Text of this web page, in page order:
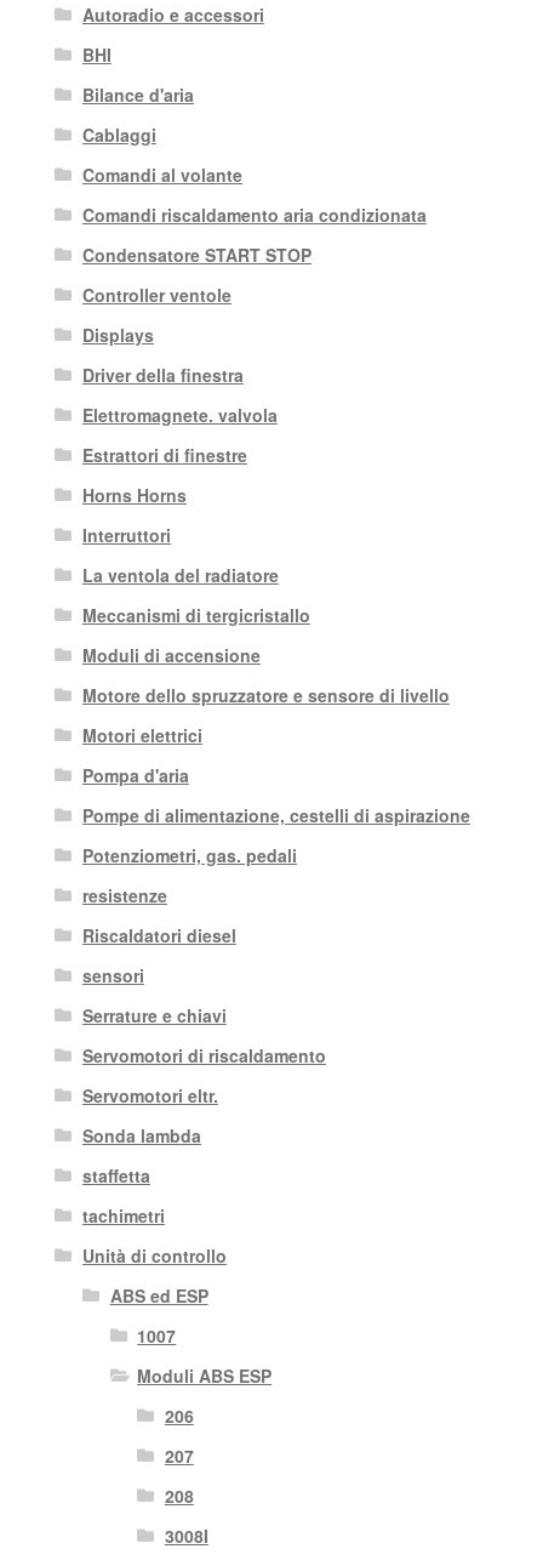
Autoradio e accessori
BHI
Bilance d'aria
Cablaggi
Comandi al volante
Comandi riscaldamento aria condizionata
Condensatore START STOP
Controller ventole
Displays
Driver della finestra
Elettromagnete. valvola
Estrattori di finestre
Horns Horns
Interruttori
La ventola del radiatore
Meccanismi di tergicristallo
Moduli di accensione
Motore dello spruzzatore e sensore di livello
Motori elettrici
Pompa d'aria
Pompe di alimentazione, cestelli di aspirazione
Potenziometri, gas. pedali
resistenze
Riscaldatori diesel
sensori
Serrature e chiavi
Servomotori di riscaldamento
Servomotori eltr.
Sonda lambda
staffetta
tachimetri
Unità di controllo
ABS ed ESP
1007
Moduli ABS ESP
206
207
208
3008I